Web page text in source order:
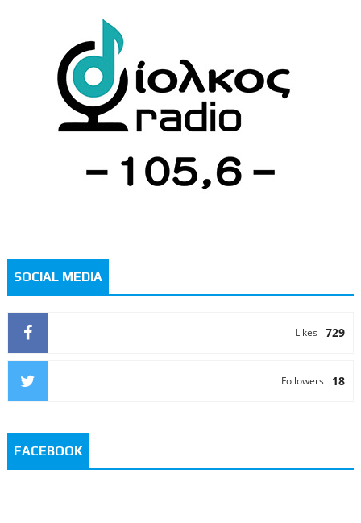
SOCIAL MEDIA
729
Likes
18
Followers
FACEBOOK